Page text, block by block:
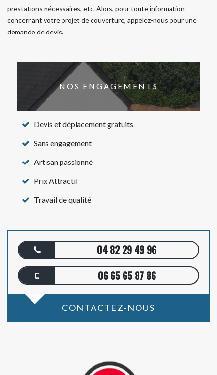
prestations nécessaires, etc. Alors, pour toute information
concernant votre projet de couverture, appelez-nous pour une
demande de devis.
NOS ENGAGEMENTS
Devis et déplacement gratuits
Sans engagement
Artisan passionné
Prix Attractif
Travail de qualité
04 82 29 49 96
06 65 65 87 86
CONTACTEZ-NOUS